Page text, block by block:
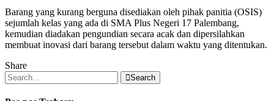
Barang yang kurang berguna disediakan oleh pihak panitia (OSIS)
sejumlah kelas yang ada di SMA Plus Negeri 17 Palembang,
kemudian diadakan pengundian secara acak dan dipersilahkan
membuat inovasi dari barang tersebut dalam waktu yang ditentukan.
Share
Search